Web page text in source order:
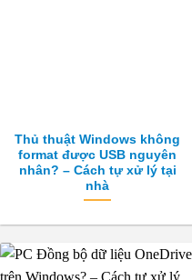
Thủ thuật Windows không
format được USB nguyên
nhân? – Cách tự xử lý tại
nhà